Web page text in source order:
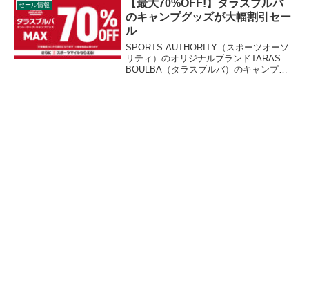
す。詳細をレビューします。
セール情報
【最大70%OFF!】タラスブルバ
のキャンプグッズが大幅割引セー
ル
SPORTS AUTHORITY（スポーツオーソ
リティ）のオリジナルブランドTARAS
BOULBA（タラスブルバ）のキャンプ用